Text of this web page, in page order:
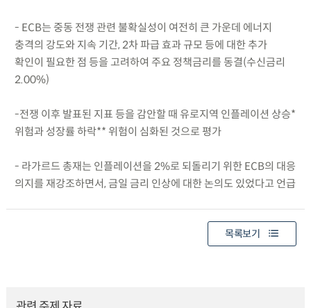
- ECB는 중동 전쟁 관련 불확실성이 여전히 큰 가운데 에너지
충격의 강도와 지속 기간, 2차 파급 효과 규모 등에 대한 추가
확인이 필요한 점 등을 고려하여 주요 정책금리를 동결(수신금리
2.00%)
-전쟁 이후 발표된 지표 등을 감안할 때 유로지역 인플레이션 상승*
위험과 성장률 하락** 위험이 심화된 것으로 평가
- 라가르드 총재는 인플레이션을 2%로 되돌리기 위한 ECB의 대응
의지를 재강조하면서, 금일 금리 인상에 대한 논의도 있었다고 언급
목록보기